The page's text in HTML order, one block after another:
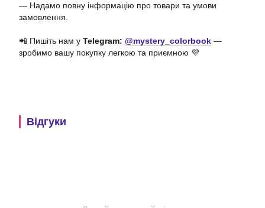
— Надамо повну інформацію про товари та умови
замовлення.
📲 Пишіть нам у Telegram: @mystery_colorbook —
зробимо вашу покупку легкою та приємною 💜
Відгуки